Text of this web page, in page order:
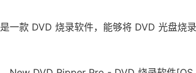
是一款 DVD 烧录软件，能够将 DVD 光盘烧